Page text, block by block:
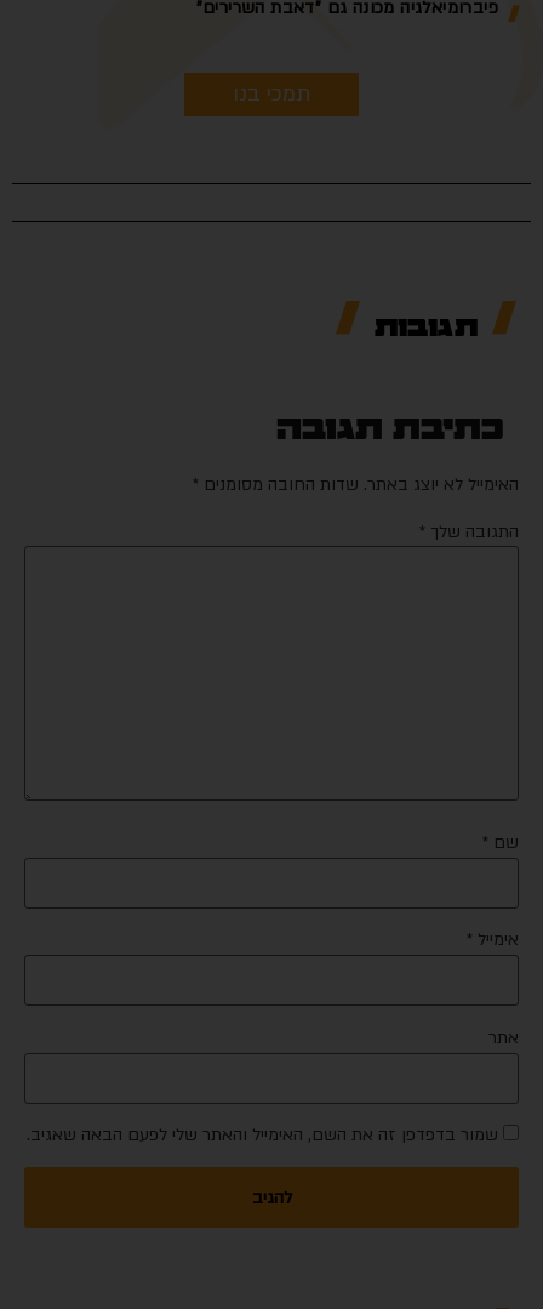
פיברומיאלגיה מכונה גם "דאבת השרירים"
תמכי בנו
תגובות
כתיבת תגובה
האימייל לא יוצג באתר. שדות החובה מסומנים *
התגובה שלך *
שם *
אימייל *
אתר
שמור בדפדפן זה את השם, האימייל והאתר שלי לפעם הבאה שאגיב.